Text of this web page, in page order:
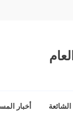
الشائعة أخبار